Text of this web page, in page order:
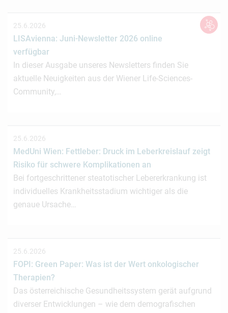
25.6.2026
LISAvienna: Juni-Newsletter 2026 online
verfügbar
In dieser Ausgabe unseres Newsletters finden Sie
aktuelle Neuigkeiten aus der Wiener Life-Sciences-
Community,…
25.6.2026
MedUni Wien: Fettleber: Druck im Leberkreislauf zeigt
Risiko für schwere Komplikationen an
Bei fortgeschrittener steatotischer Lebererkrankung ist
individuelles Krankheitsstadium wichtiger als die
genaue Ursache…
25.6.2026
FOPI: Green Paper: Was ist der Wert onkologischer
Therapien?
Das österreichische Gesundheitssystem gerät aufgrund
diverser Entwicklungen – wie dem demografischen